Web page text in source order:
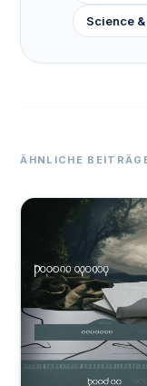
Science
ÄHNLICHE